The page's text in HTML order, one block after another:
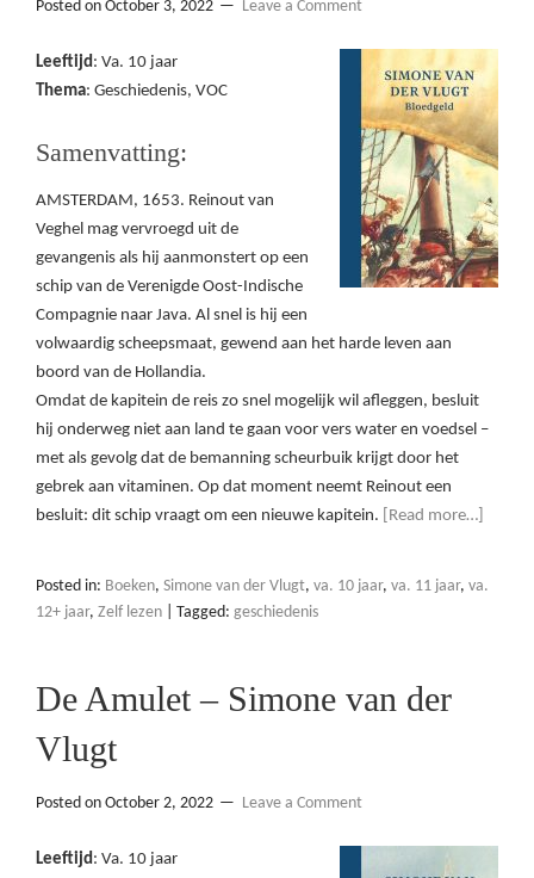
Posted on October 3, 2022 Leave a Comment
Leeftijd: Va. 10 jaar
Thema: Geschiedenis, VOC
Samenvatting:
AMSTERDAM, 1653. Reinout van
Veghel mag vervroegd uit de
gevangenis als hij aanmonstert op een
schip van de Verenigde Oost-Indische
Compagnie naar Java. Al snel is hij een
volwaardig scheepsmaat, gewend aan het harde leven aan
boord van de Hollandia.
Omdat de kapitein de reis zo snel mogelijk wil afleggen, besluit
hij onderweg niet aan land te gaan voor vers water en voedsel –
met als gevolg dat de bemanning scheurbuik krijgt door het
gebrek aan vitaminen. Op dat moment neemt Reinout een
besluit: dit schip vraagt om een nieuwe kapitein.
[Read more…]
Posted in: Boeken, Simone van der Vlugt, va. 10 jaar, va. 11 jaar, va.
12+ jaar, Zelf lezen Tagged: geschiedenis
De Amulet – Simone van der
Vlugt
Posted on October 2, 2022 Leave a Comment
Leeftijd: Va. 10 jaar